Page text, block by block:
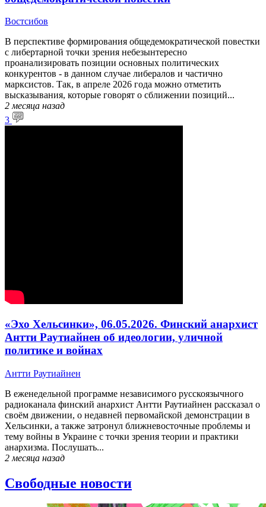
Востсибов
В перспективе формирования общедемократической повестки
с либертарной точки зрения небезынтересно
проанализировать позиции основных политических
конкурентов - в данном случае либералов и частично
марксистов. Так, в апреле 2026 года можно отметить
высказывания, которые говорят о сближении позиций...
2 месяца назад
3
«Эхо Хельсинки», 06.05.2026. Финский анархист
Антти Раутиайнен об идеологии, уличной
политике и войнах
Антти Раутиайнен
В еженедельной программе независимого русскоязычного
радиоканала финский анархист Антти Раутиайнен рассказал о
своём движении, о недавней первомайской демонстрации в
Хельсинки, а также затронул ближневосточные проблемы и
тему войны в Украине с точки зрения теории и практики
анархизма. Послушать...
2 месяца назад
Свободные новости